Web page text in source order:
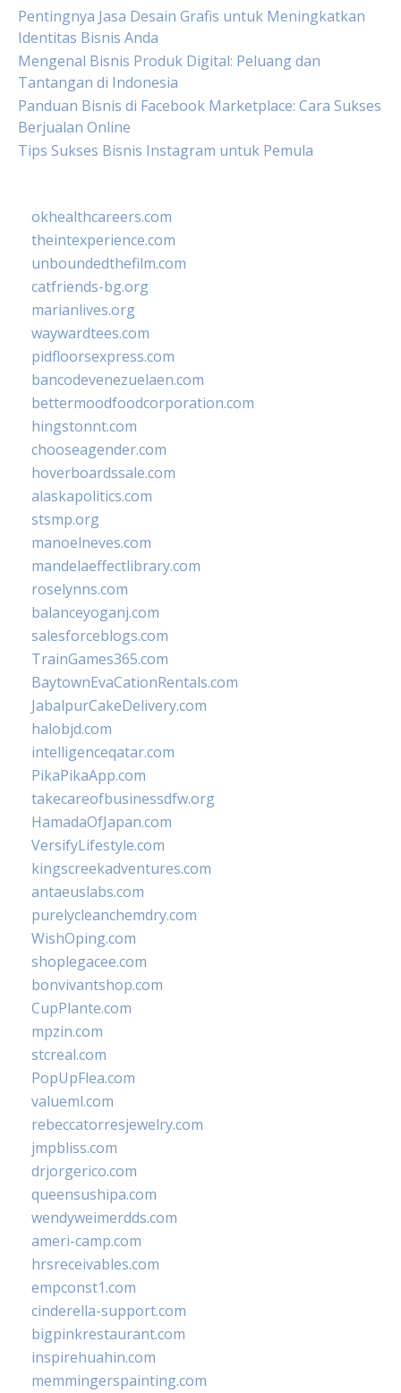
Pentingnya Jasa Desain Grafis untuk Meningkatkan
Identitas Bisnis Anda
Mengenal Bisnis Produk Digital: Peluang dan
Tantangan di Indonesia
Panduan Bisnis di Facebook Marketplace: Cara Sukses
Berjualan Online
Tips Sukses Bisnis Instagram untuk Pemula
okhealthcareers.com
theintexperience.com
unboundedthefilm.com
catfriends-bg.org
marianlives.org
waywardtees.com
pidfloorsexpress.com
bancodevenezuelaen.com
bettermoodfoodcorporation.com
hingstonnt.com
chooseagender.com
hoverboardssale.com
alaskapolitics.com
stsmp.org
manoelneves.com
mandelaeffectlibrary.com
roselynns.com
balanceyoganj.com
salesforceblogs.com
TrainGames365.com
BaytownEvaCationRentals.com
JabalpurCakeDelivery.com
halobjd.com
intelligenceqatar.com
PikaPikaApp.com
takecareofbusinessdfw.org
HamadaOfJapan.com
VersifyLifestyle.com
kingscreekadventures.com
antaeuslabs.com
purelycleanchemdry.com
WishOping.com
shoplegacee.com
bonvivantshop.com
CupPlante.com
mpzin.com
stcreal.com
PopUpFlea.com
valueml.com
rebeccatorresjewelry.com
jmpbliss.com
drjorgerico.com
queensushipa.com
wendyweimerdds.com
ameri-camp.com
hrsreceivables.com
empconst1.com
cinderella-support.com
bigpinkrestaurant.com
inspirehuahin.com
memmingerspainting.com